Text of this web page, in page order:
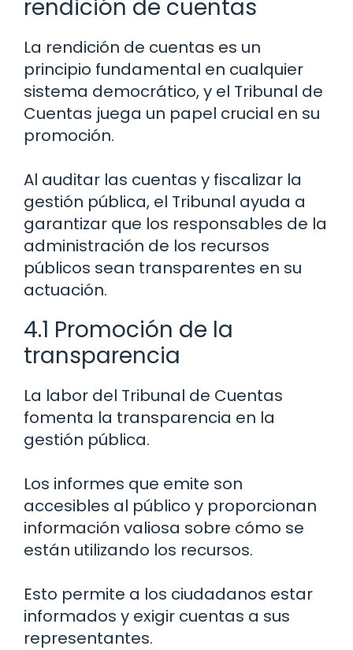
rendición de cuentas
La rendición de cuentas es un
principio fundamental en cualquier
sistema democrático, y el Tribunal de
Cuentas juega un papel crucial en su
promoción.
Al auditar las cuentas y fiscalizar la
gestión pública, el Tribunal ayuda a
garantizar que los responsables de la
administración de los recursos
públicos sean transparentes en su
actuación.
4.1 Promoción de la
transparencia
La labor del Tribunal de Cuentas
fomenta la transparencia en la
gestión pública.
Los informes que emite son
accesibles al público y proporcionan
información valiosa sobre cómo se
están utilizando los recursos.
Esto permite a los ciudadanos estar
informados y exigir cuentas a sus
representantes.